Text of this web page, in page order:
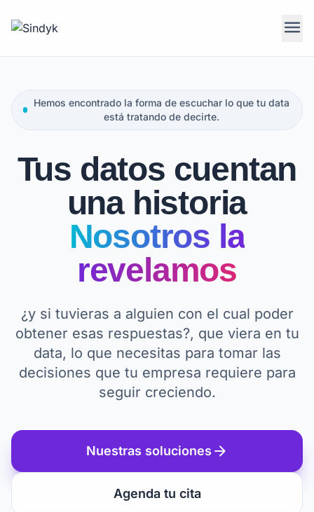
menu
Hemos encontrado la forma de escuchar lo que tu data
está tratando de decirte.
Tus datos cuentan
una historia
Nosotros la
revelamos
¿y si tuvieras a alguien con el cual poder
obtener esas respuestas?, que viera en tu
data, lo que necesitas para tomar las
decisiones que tu empresa requiere para
seguir creciendo.
Nuestras soluciones arrow_forward
Agenda tu cita